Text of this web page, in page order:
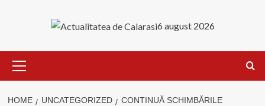
6 august 2026
Menu
HOME UNCATEGORIZED
CONTINUĂ SCHIMBĂRILE